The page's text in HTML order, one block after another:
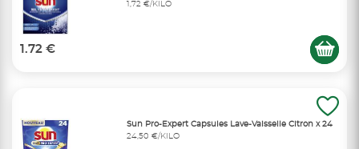
1,72 €/KILO
1.72 €
Sun Pro-Expert Capsules Lave-Vaisselle Citron x 24
24,50 €/KILO